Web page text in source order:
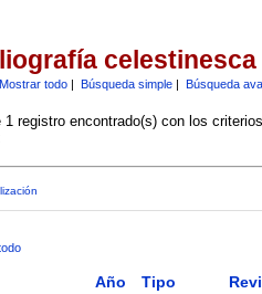
celestinesca
Mostrar todo| Búsqueda simple| Búsqueda
1 registro encontrado(s) con los
Año Tipo